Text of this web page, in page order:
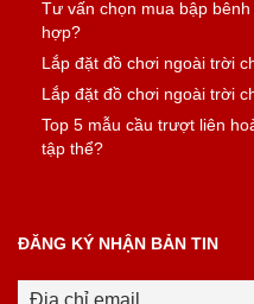
Tư vấn chọn mua bập
hợp?
Lắp đặt đồ chơi ngoài trời
Lắp đặt đồ chơi ngoài trời
Top 5 mẫu cầu trượt liên
tập thể?
ĐĂNG KÝ NHẬN BẢN TIN